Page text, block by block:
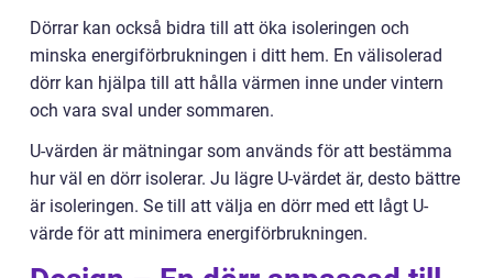
Dörrar kan också bidra till att öka isoleringen och
minska energiförbrukningen i ditt hem. En välisolerad
dörr kan hjälpa till att hålla värmen inne under vintern
och vara sval under sommaren.
U-värden är mätningar som används för att bestämma
hur väl en dörr isolerar. Ju lägre U-värdet är, desto bättre
är isoleringen. Se till att välja en dörr med ett lågt U-
värde för att minimera energiförbrukningen.